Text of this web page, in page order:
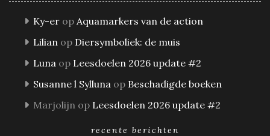
Ky-er op Aquamarkers van de action
Lilian op Diersymboliek: de muis
Luna op Leesdoelen 2026 update #2
Susanne l Sylluna op Beschadigde boeken
Marjolijn op Leesdoelen 2026 update #2
recente berichten